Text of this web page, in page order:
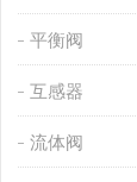
平衡阀
互感器
流体阀